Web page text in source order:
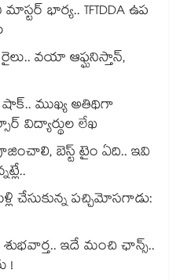
భార్య.. TFTDDA ఉప
వయా ఆఫ్ఘనిస్తాన్,
షాక్.. ముఖ్య అతిథిగా
విద్యార్థుల లేఖ
బెస్ట్ టైం ఏది.. ఇవి
చేసుకున్న పచ్చిమోసగాడు:
ఇదే మంచి ఛాన్స్..
!